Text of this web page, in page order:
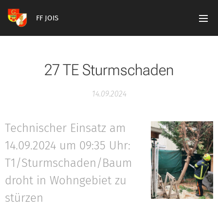
FF JOIS
27 TE Sturmschaden
14.09.2024
Technischer Einsatz am
14.09.2024 um 09:35 Uhr:
T1/Sturmschaden/Baum
droht in Wohngebiet zu
stürzen